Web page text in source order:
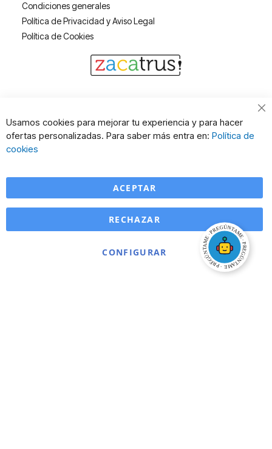
Condiciones generales
Política de Privacidad y Aviso Legal
Política de Cookies
Usamos cookies para mejorar tu experiencia y para hacer
ofertas personalizadas. Para saber más entra en: Política de
cookies
ACEPTAR
CONFIGURAR
RECHAZAR